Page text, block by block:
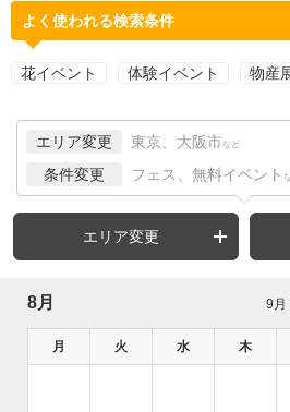
よく使われる検索条件
花イベント 体験イベント 物産
エリア変更 東京、大阪市 など
条件変更 フェス、無料イベント
エリア変更
8月 9月
月 火 水 木